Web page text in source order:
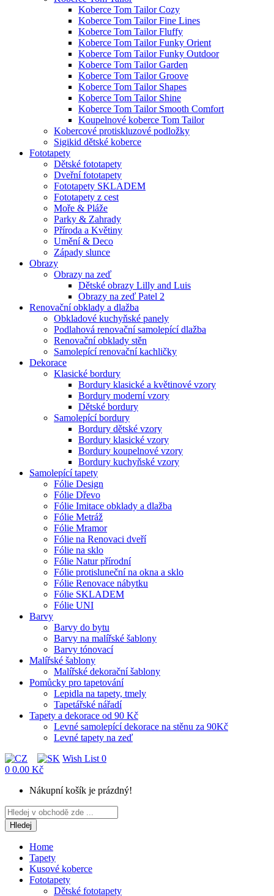
Koberce Tom Tailor Cozy
Koberce Tom Tailor Fine Lines
Koberce Tom Tailor Fluffy
Koberce Tom Tailor Funky Orient
Koberce Tom Tailor Funky Outdoor
Koberce Tom Tailor Garden
Koberce Tom Tailor Groove
Koberce Tom Tailor Shapes
Koberce Tom Tailor Shine
Koberce Tom Tailor Smooth Comfort
Koupelnové koberce Tom Tailor
Kobercové protiskluzové podložky
Sigikid dětské koberce
Fototapety
Dětské fototapety
Dveřní fototapety
Fototapety SKLADEM
Fototapety z cest
Moře & Pláže
Parky & Zahrady
Příroda a Květiny
Umění & Deco
Západy slunce
Obrazy
Obrazy na zeď
Dětské obrazy Lilly and Luis
Obrazy na zeď Patel 2
Renovační obklady a dlažba
Obkladové kuchyňské panely
Podlahová renovační samolepící dlažba
Renovační obklady stěn
Samolepící renovační kachličky
Dekorace
Klasické bordury
Bordury klasické a květinové vzory
Bordury moderní vzory
Dětské bordury
Samolepící bordury
Bordury dětské vzory
Bordury klasické vzory
Bordury koupelnové vzory
Bordury kuchyňské vzory
Samolepící tapety
Fólie Design
Fólie Dřevo
Fólie Imitace obklady a dlažba
Fólie Metráž
Fólie Mramor
Fólie na Renovaci dveří
Fólie na sklo
Fólie Natur přírodní
Fólie protisluneční na okna a sklo
Fólie Renovace nábytku
Fólie SKLADEM
Fólie UNI
Barvy
Barvy do bytu
Barvy na malířské šablony
Barvy tónovací
Malířské šablony
Malířské dekorační šablony
Pomůcky pro tapetování
Lepidla na tapety, tmely
Tapetářské nářadí
Tapety a dekorace od 90 Kč
Levné samolepící dekorace na stěnu za 90Kč
Levné tapety na zeď
Wish List 0
0 0.00 Kč
Nákupní košík je prázdný!
Hledej
Home
Tapety
Kusové koberce
Fototapety
Dětské fototapety